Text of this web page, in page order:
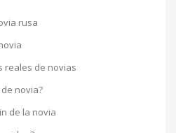
rusa
reales de novias
novia?
de la novia